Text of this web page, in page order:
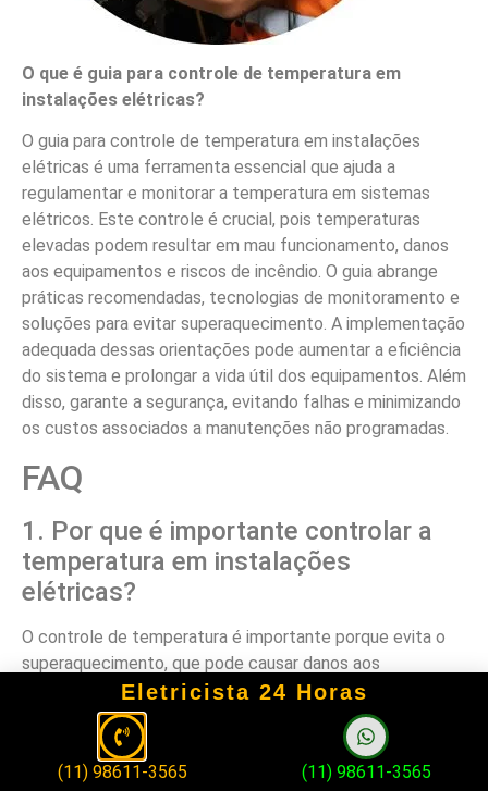
O que é guia para controle de temperatura em
instalações elétricas?
O guia para controle de temperatura em instalações
elétricas é uma ferramenta essencial que ajuda a
regulamentar e monitorar a temperatura em sistemas
elétricos. Este controle é crucial, pois temperaturas
elevadas podem resultar em mau funcionamento, danos
aos equipamentos e riscos de incêndio. O guia abrange
práticas recomendadas, tecnologias de monitoramento e
soluções para evitar superaquecimento. A implementação
adequada dessas orientações pode aumentar a eficiência
do sistema e prolongar a vida útil dos equipamentos. Além
disso, garante a segurança, evitando falhas e minimizando
os custos associados a manutenções não programadas.
FAQ
1. Por que é importante controlar a
temperatura em instalações
elétricas?
O controle de temperatura é importante porque evita o
superaquecimento, que pode causar danos aos
equipamentos, falhas no sistema e riscos de incêndio. Um
ambiente controlado favorece a eficiência e a segurança
das instalações elétricas.
Eletricista 24 Horas
(11) 98611-3565 (11) 98611-3565